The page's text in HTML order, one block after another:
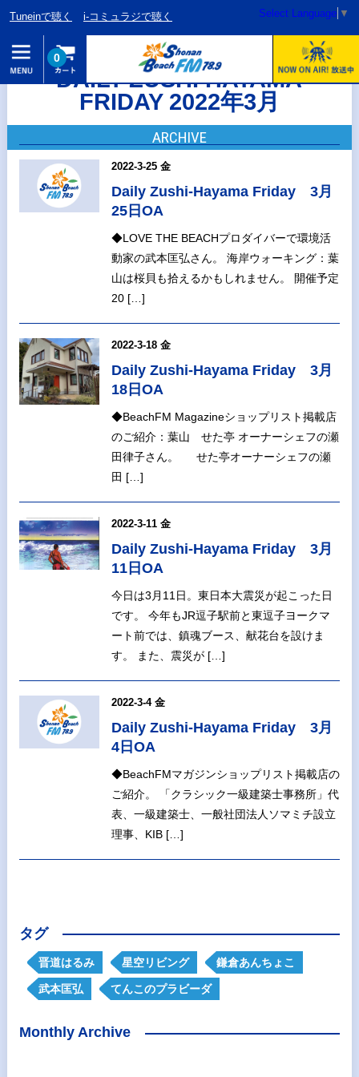
Tuneinで聴く i-コミュラジで聴く Select Language ▼
0
DAILY ZUSHI HAYAMA
FRIDAY 2022年3月
ARCHIVE
2022-3-25 金
Daily Zushi-Hayama Friday 3月
25日OA
◆LOVE THE BEACHプロダイバーで環境活
動家の武本匡弘さん。 海岸ウォーキング：葉
山は桜貝も拾えるかもしれません。 開催予定
20 […]
2022-3-18 金
Daily Zushi-Hayama Friday 3月
18日OA
◆BeachFM Magazineショップリスト掲載店
のご紹介：葉山 せた亭 オーナーシェフの瀬
田律子さん。 せた亭オーナーシェフの瀬
田 […]
2022-3-11 金
Daily Zushi-Hayama Friday 3月
11日OA
今日は3月11日。東日本大震災が起こった日
です。 今年もJR逗子駅前と東逗子ヨークマ
ート前では、鎮魂ブース、献花台を設けま
す。 また、震災が […]
2022-3-4 金
Daily Zushi-Hayama Friday 3月
4日OA
◆BeachFMマガジンショップリスト掲載店の
ご紹介。 「クラシック一級建築士事務所」代
表、一級建築士、一般社団法人ソマミチ設立
理事、KIB […]
タグ
晋道はるみ 星空リビング 鎌倉あんちょこ
武本匡弘 てんこのプラビーダ
Monthly Archive